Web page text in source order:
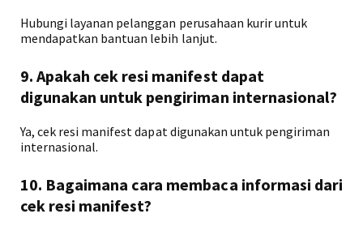
Hubungi layanan pelanggan perusahaan kurir untuk
mendapatkan bantuan lebih lanjut.
9. Apakah cek resi manifest dapat
digunakan untuk pengiriman internasional?
Ya, cek resi manifest dapat digunakan untuk pengiriman
internasional.
10. Bagaimana cara membaca informasi dari
cek resi manifest?